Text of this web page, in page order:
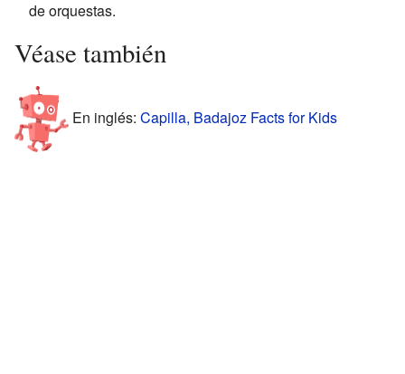
de orquestas.
Véase también
En inglés: Capilla, Badajoz Facts for Kids